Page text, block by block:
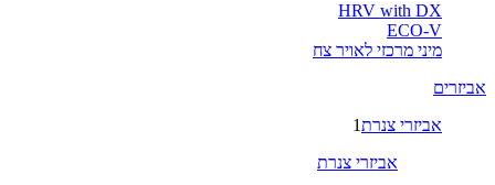
HRV with DX
ECO-V
מיני מרכזי לאויר צח
אביזרים
אביזרי צנרת1
אביזרי צנרת